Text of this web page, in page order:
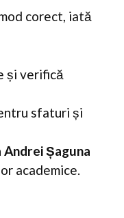
corect, iată
și verifică
sfaturi și
Șaguna
academice.